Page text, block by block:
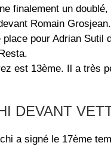
finalement un
Romain Grosjean.
place pour Adrian Sutil
est 13ème. Il a très
DEVANT
a signé le 17ème